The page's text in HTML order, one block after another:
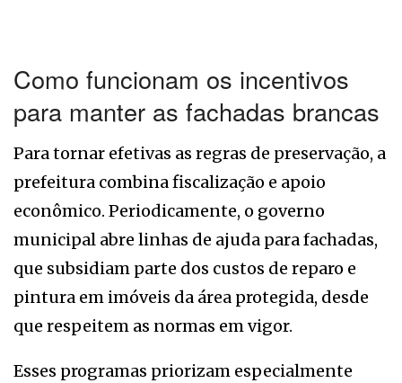
Como funcionam os incentivos
para manter as fachadas brancas
Para tornar efetivas as regras de preservação, a
prefeitura combina fiscalização e apoio
econômico. Periodicamente, o governo
municipal abre linhas de ajuda para fachadas,
que subsidiam parte dos custos de reparo e
pintura em imóveis da área protegida, desde
que respeitem as normas em vigor.
Esses programas priorizam especialmente